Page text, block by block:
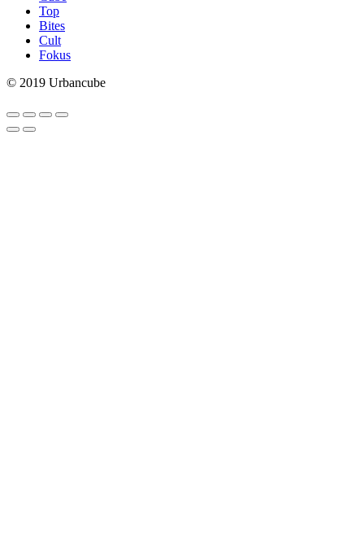
Top
Bites
Cult
Fokus
© 2019 Urbancube